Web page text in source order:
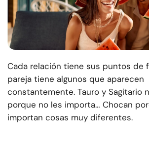
Cada relación tiene sus puntos de
pareja tiene algunos que aparecen
constantemente. Tauro y Sagitario
porque no les importa… Chocan
importan cosas muy diferentes.